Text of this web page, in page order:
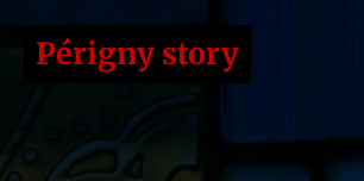
Périgny story